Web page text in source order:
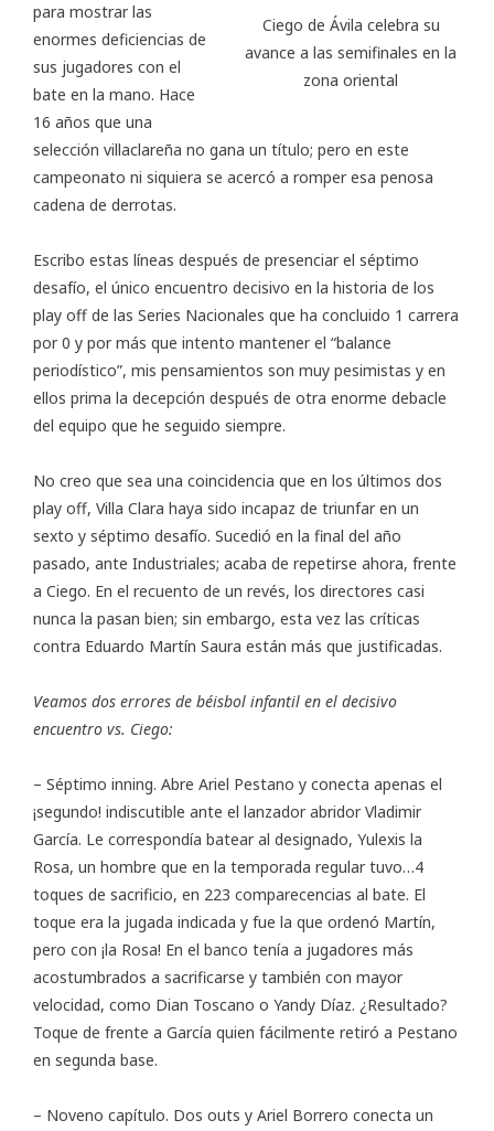
Ciego de Ávila celebra su
avance a las semifinales en la
zona oriental
para mostrar las
enormes deficiencias de
sus jugadores con el
bate en la mano. Hace
16 años que una
selección villaclareña no gana un título; pero en este
campeonato ni siquiera se acercó a romper esa penosa
cadena de derrotas.
Escribo estas líneas después de presenciar el séptimo
desafío, el único encuentro decisivo en la historia de los
play off de las Series Nacionales que ha concluido 1 carrera
por 0 y por más que intento mantener el “balance
periodístico”, mis pensamientos son muy pesimistas y en
ellos prima la decepción después de otra enorme debacle
del equipo que he seguido siempre.
No creo que sea una coincidencia que en los últimos dos
play off, Villa Clara haya sido incapaz de triunfar en un
sexto y séptimo desafío. Sucedió en la final del año
pasado, ante Industriales; acaba de repetirse ahora, frente
a Ciego. En el recuento de un revés, los directores casi
nunca la pasan bien; sin embargo, esta vez las críticas
contra Eduardo Martín Saura están más que justificadas.
Veamos dos errores de béisbol infantil en el decisivo
encuentro vs. Ciego:
– Séptimo inning. Abre Ariel Pestano y conecta apenas el
¡segundo! indiscutible ante el lanzador abridor Vladimir
García. Le correspondía batear al designado, Yulexis la
Rosa, un hombre que en la temporada regular tuvo…4
toques de sacrificio, en 223 comparecencias al bate. El
toque era la jugada indicada y fue la que ordenó Martín,
pero con ¡la Rosa! En el banco tenía a jugadores más
acostumbrados a sacrificarse y también con mayor
velocidad, como Dian Toscano o Yandy Díaz. ¿Resultado?
Toque de frente a García quien fácilmente retiró a Pestano
en segunda base.
– Noveno capítulo. Dos outs y Ariel Borrero conecta un